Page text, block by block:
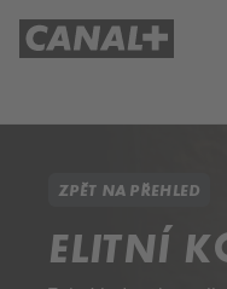
ZPĚT NA PŘEHLED
ELITNÍ